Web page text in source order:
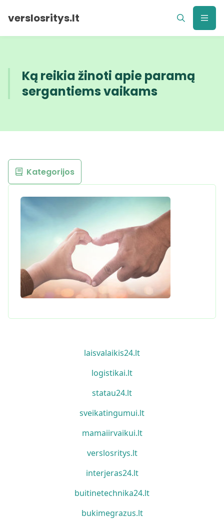
verslosritys.lt
Ką reikia žinoti apie paramą
sergantiems vaikams
Kategorijos
laisvalaikis24.lt
logistikai.lt
statau24.lt
sveikatingumui.lt
mamaiirvaikui.lt
verslosritys.lt
interjeras24.lt
buitinetechnika24.lt
bukimegrazus.lt